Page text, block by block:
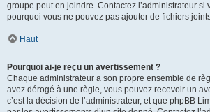
groupe peut en joindre. Contactez l’administrateur si
pourquoi vous ne pouvez pas ajouter de fichiers
Haut
Pourquoi ai-je reçu un avertissement ?
Chaque administrateur a son propre ensemble de
avez dérogé à une règle, vous pouvez recevoir un
c’est la décision de l’administrateur, et que phpBB